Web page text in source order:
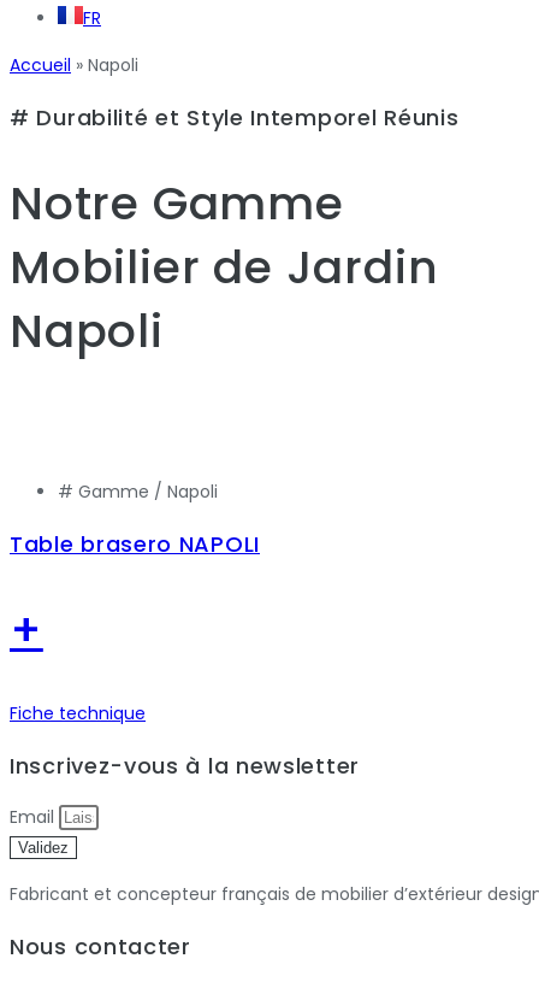
FR
Accueil » Napoli
# Durabilité et Style Intemporel Réunis
Notre Gamme
Mobilier de Jardin
Napoli
# Gamme / Napoli
Table brasero NAPOLI
+
Fiche technique
Inscrivez-vous à la newsletter
Email
Validez
Fabricant et concepteur français de mobilier d’extérieur
Nous contacter